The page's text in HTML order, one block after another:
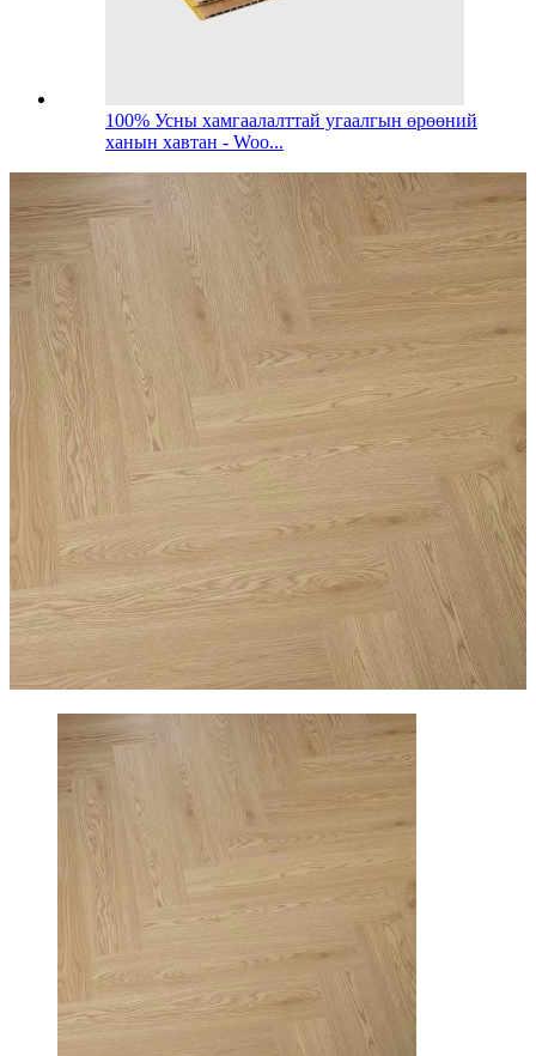
100% Усны хамгаалалттай угаалгын өрөөний
ханын хавтан - Woo...